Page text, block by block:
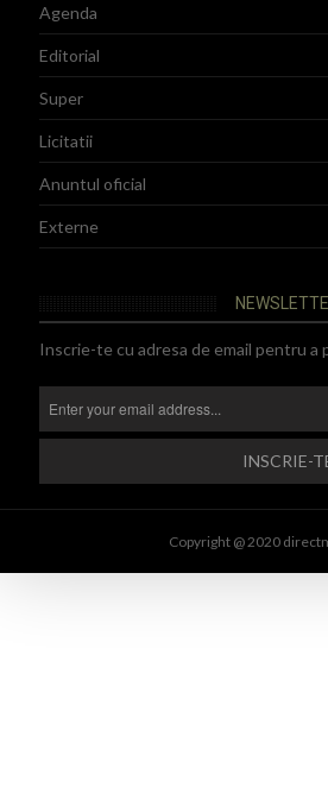
Agenda
Editorial
Super
Licitatii
Anuntul oficial
Externe
Inscrie-te cu adresa de email pentru a
Copyright @ 2020